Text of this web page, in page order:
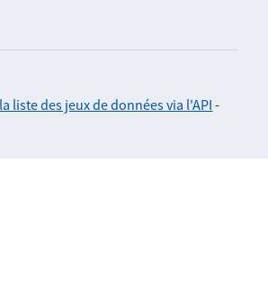
liste des jeux de données via l'API -